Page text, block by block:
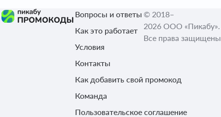
Вопросы и ответы
Как это работает
Условия
Контакты
Как добавить свой промокод
Команда
Пользовательское соглашение
© 2018–
2026 ООО «Пикабу».
Все права защищены